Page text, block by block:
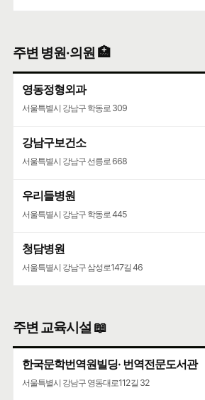
주변 병원·의원 🏥
영동정형외과
서울특별시 강남구 학동로 309
강남구보건소
서울특별시 강남구 선릉로 668
우리들병원
서울특별시 강남구 학동로 445
청담병원
서울특별시 강남구 삼성로147길 46
주변 교육시설 📖
한국문학번역원빌딩· 번역전문도서관
서울특별시 강남구 영동대로112길 32